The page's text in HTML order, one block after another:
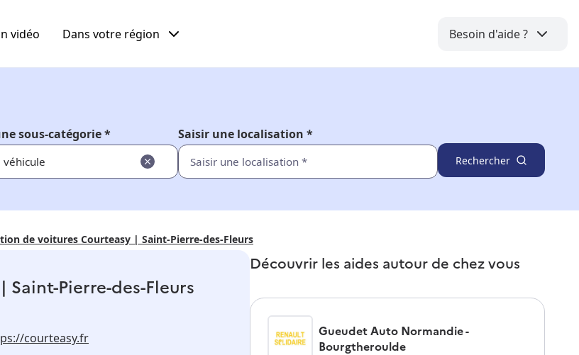
vidéo Dans votre région Besoin d'aide ?
sous-catégorie *
véhicule
Saisir une localisation *
Rechercher
de voitures Courteasy | Saint-Pierre-des-Fleurs
Pierre-des-Fleurs
courteasy.fr
Découvrir les aides autour de chez vous
Gueudet Auto Normandie -
Bourgtheroulde